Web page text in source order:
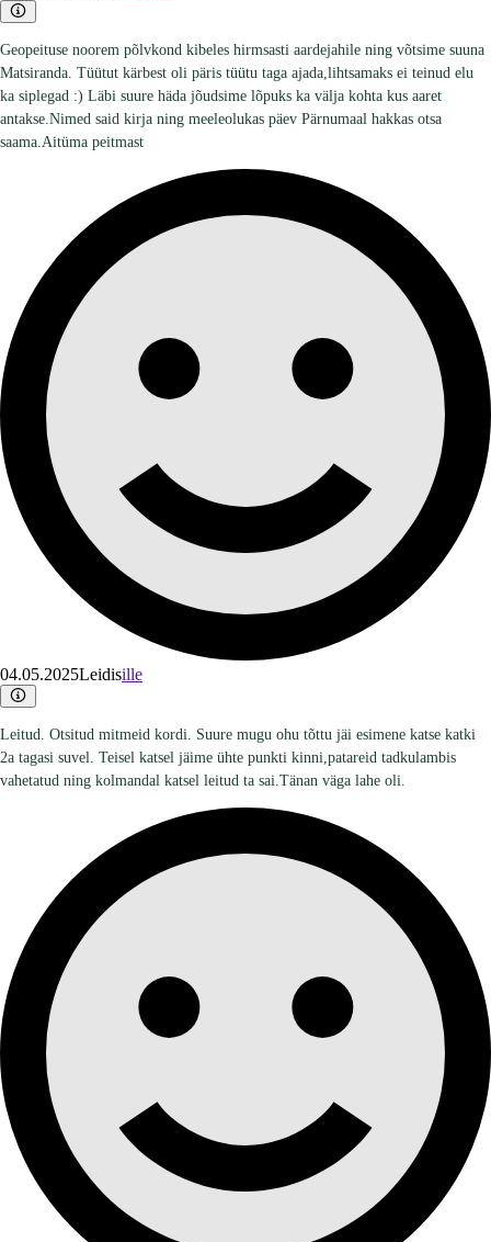
Geopeituse noorem põlvkond kibeles hirmsasti aardejahile ning võtsime suuna
Matsiranda. Tüütut kärbest oli päris tüütu taga ajada,lihtsamaks ei teinud elu
ka siplegad :) Läbi suure häda jõudsime lõpuks ka välja kohta kus aaret
antakse.Nimed said kirja ning meeleolukas päev Pärnumaal hakkas otsa
saama.Aitüma peitmast
04.05.2025Leidisille
Leitud. Otsitud mitmeid kordi. Suure mugu ohu tõttu jäi esimene katse katki
2a tagasi suvel. Teisel katsel jäime ühte punkti kinni,patareid tadkulambis
vahetatud ning kolmandal katsel leitud ta sai.Tänan väga lahe oli.